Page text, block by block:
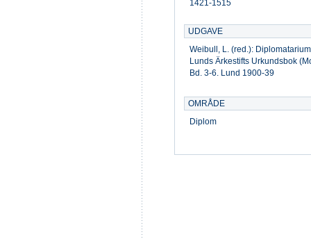
1421-1515
UDGAVE
Weibull, L. (red.):
Lunds Ärkestifts Urkundsbok
Bd. 3-6. Lund 1900-39
OMRÅDE
Diplom